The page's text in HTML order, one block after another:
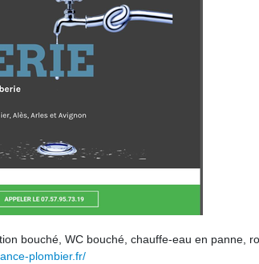
bouché, WC bouché, chauffe-eau en panne,
plombier.fr/